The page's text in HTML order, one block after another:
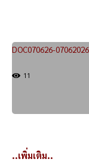
DOC070626-
11
..เพิ่มเติม..